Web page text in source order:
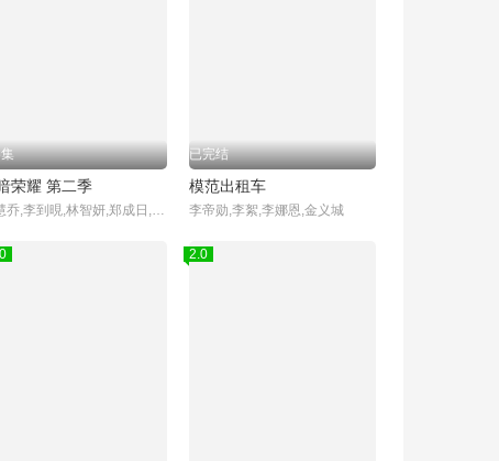
荣耀 第二季
宋慧乔,李到晛,林智妍,郑成日,廉惠兰,朴成焄,金赫拉,车珠英,郑知晓,辛睿恩
已完结
模范出租车
李帝勋,李絮,李娜恩,金义城
2.0